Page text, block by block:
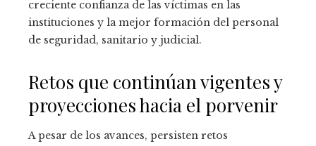
creciente confianza de las víctimas en las
instituciones y la mejor formación del personal
de seguridad, sanitario y judicial.
Retos que continúan vigentes y
proyecciones hacia el porvenir
A pesar de los avances, persisten retos